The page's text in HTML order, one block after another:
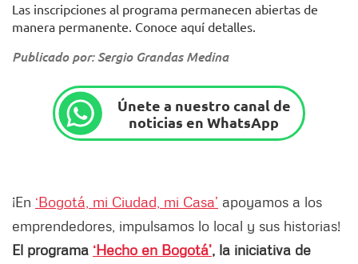
Las inscripciones al programa permanecen abiertas de
manera permanente. Conoce aquí detalles.
Publicado por: Sergio Grandas Medina
Únete a nuestro canal de
noticias en WhatsApp
¡En ‘Bogotá, mi Ciudad, mi Casa’ apoyamos a los
emprendedores, impulsamos lo local y sus historias!
El programa ‘Hecho en Bogotá’, la iniciativa de